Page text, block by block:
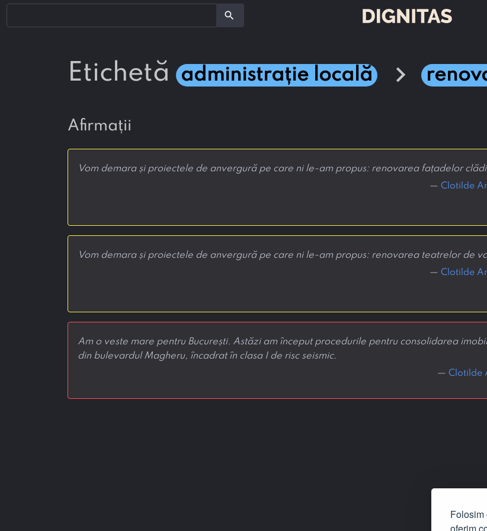
Folosim
search
etichetă administrație locală chevron_right
afirmații
Vom demara și proiectele de anvergură pe care ni le-am propus: renovarea fațadelor
— Clotilde
Vom demara și proiectele de anvergură pe care ni le-am propus: renovarea teatrelor de
— Clotilde
Am o veste mare pentru București. Astăzi am început procedurile pentru consolidarea
din bulevardul Magheru, încadrat în clasa I de risc seismic.
— Clotilde